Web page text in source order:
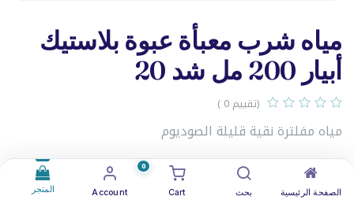
الصفحة الرئيسية بحث
0
Cart
Account المتجر
مياه شرب معبأة عبوة بلاستيك
أبيار 200 مل شد 20
(تقييم 0 )
مياه مفلترة نقية قليلة الصوديوم
0.560 د.ك